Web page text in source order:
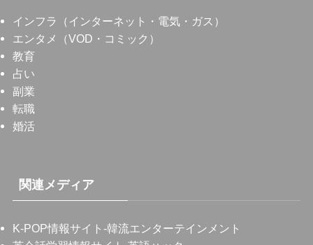
インフラ（インターネット・電気・ガス）
エンタメ（VOD・コミック）
教育
占い
副業
転職
婚活
関連メディア
K-POP情報サイト -韓流エンターテインメント